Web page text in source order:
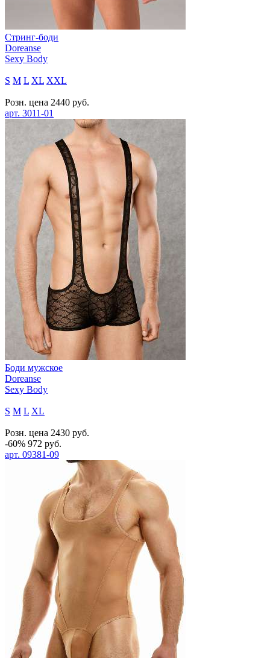
Стринг-боди
Doreanse
Sexy Body
S M L XL XXL
Розн. цена 2440 руб.
арт. 3011-01
Боди мужское
Doreanse
Sexy Body
S M L XL
Розн. цена 2430 руб.
-60% 972 руб.
арт. 09381-09